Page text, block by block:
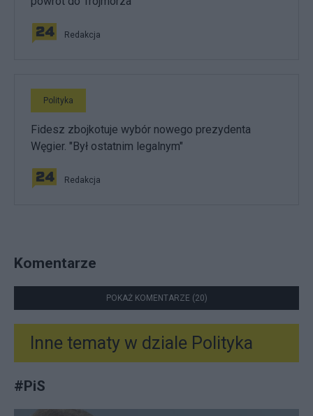
Redakcja
Polityka
Fidesz zbojkotuje wybór nowego prezydenta
Węgier. "Był ostatnim legalnym"
Redakcja
Komentarze
POKAŻ KOMENTARZE (20)
Inne tematy w dziale Polityka
#PiS